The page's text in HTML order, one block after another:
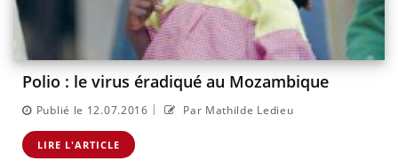
Polio : le virus éradiqué au Mozambique
Publié le 12.07.2016 | Par Mathilde Ledieu
LIRE L'ARTICLE